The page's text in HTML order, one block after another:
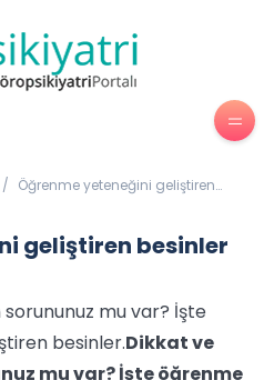
/ Öğrenme yeteneğini geliştiren
geliştiren besinler
mu var? İşte
besinler.Dikkat ve
mu var? İşte öğrenme